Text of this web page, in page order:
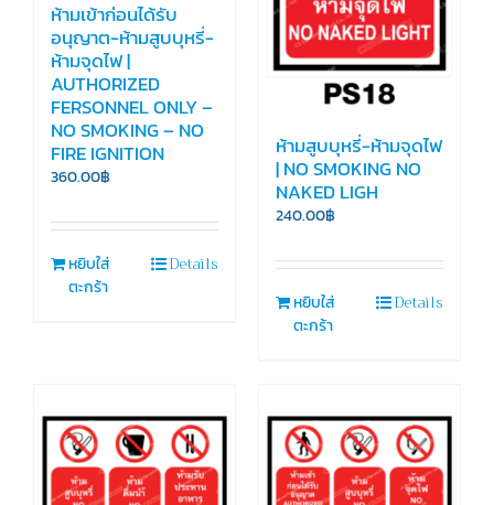
ห้ามเข้าก่อนได้รับ
อนุญาต-ห้ามสูบบุหรี่-
ห้ามจุดไฟ |
AUTHORIZED
FERSONNEL ONLY –
NO SMOKING – NO
FIRE IGNITION
360.00฿
หยิบใส่
ตะกร้า
Details
ห้ามสูบบุหรี่-ห้ามจุดไฟ
| NO SMOKING NO
NAKED LIGH
240.00฿
หยิบใส่
ตะกร้า
Details